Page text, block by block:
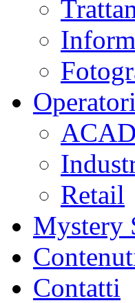
Operatori
Retail
Mystery
Contatti